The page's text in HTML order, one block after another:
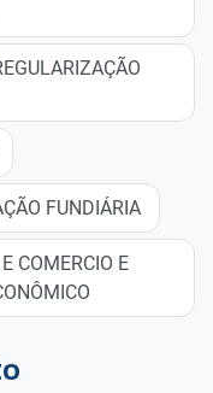
FUNDIÁRIA
COMERCIO E